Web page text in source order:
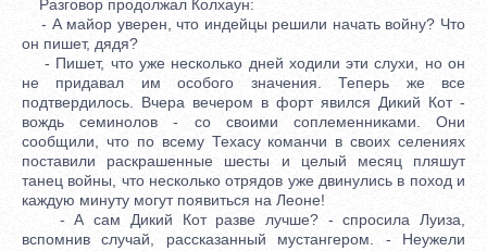
Разговор продолжал Колхаун:
- А майор уверен, что индейцы решили начать войну? Что
он пишет, дядя?
- Пишет, что уже несколько дней ходили эти слухи, но он
не придавал им особого значения. Теперь же все
подтвердилось. Вчера вечером в форт явился Дикий Кот -
вождь семинолов - со своими соплеменниками. Они
сообщили, что по всему Техасу команчи в своих селениях
поставили раскрашенные шесты и целый месяц пляшут
танец войны, что несколько отрядов уже двинулись в поход и
каждую минуту могут появиться на Леоне!
- А сам Дикий Кот разве лучше? - спросила Луиза,
вспомнив случай, рассказанный мустангером. - Неужели